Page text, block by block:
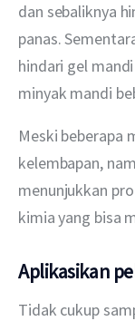
dan sebaliknya
panas.
hindari gel
minyak mandi
Meski beberapa
kelembapan,
menunjukkan
kimia yang bisa
Aplikasikan
Tidak cukup